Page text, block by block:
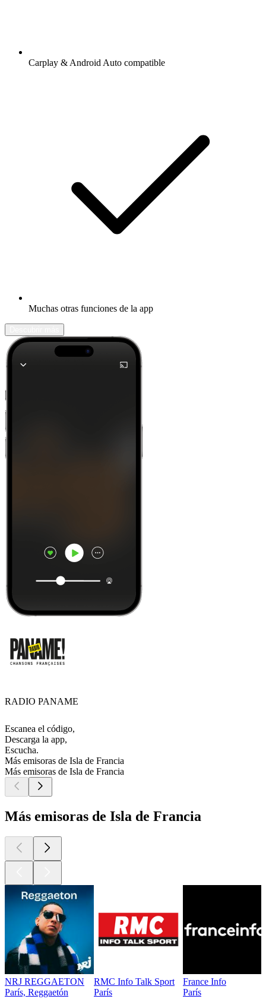
Carplay & Android Auto compatible
Muchas otras funciones de la app
RADIO PANAME
Escanea el código,
Descarga la app,
Escucha.
Más emisoras de Isla de Francia
Más emisoras de Isla de Francia
Más emisoras de Isla de Francia
NRJ REGGAETON
París, Reggaetón
RMC Info Talk Sport
París
France Info
París